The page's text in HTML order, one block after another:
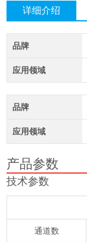
详细介绍
品牌
应用领域
品牌
应用领域
产品参数
技术参数
通道数